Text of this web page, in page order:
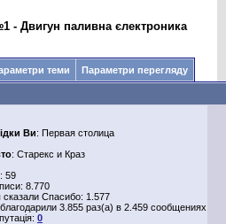
- Двигун паливна єлектроника
теми Параметри перегляду
Ви: Первая столица
: Старекс и Краз
59
8.770
сказали Спасибо: 1.577
3.855 раз(а) в 2.459 сообщениях
0